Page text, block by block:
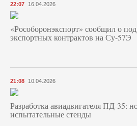
22:07 16.04.2026
«Рособоронэкспорт» сообщил о
экспортных контрактов на Су-57Э
21:08 10.04.2026
Разработка авиадвигателя ПД-35:
испытательные стенды